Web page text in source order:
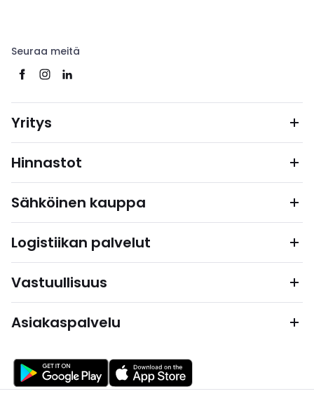
Seuraa meitä
Yritys
Hinnastot
Sähköinen kauppa
Logistiikan palvelut
Vastuullisuus
Asiakaspalvelu